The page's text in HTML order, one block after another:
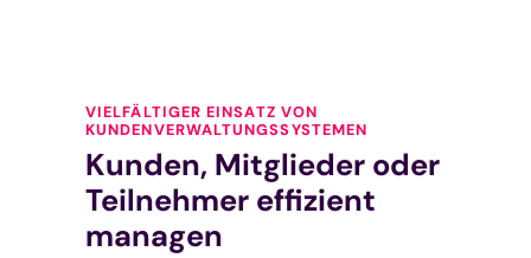
VIELFÄLTIGER EINSATZ VON
KUNDENVERWALTUNGSSYSTEMEN
Kunden, Mitglieder oder
Teilnehmer effizient
managen